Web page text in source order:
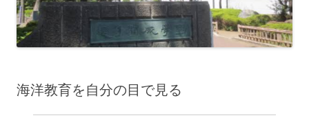
海洋教育を自分の目で見る